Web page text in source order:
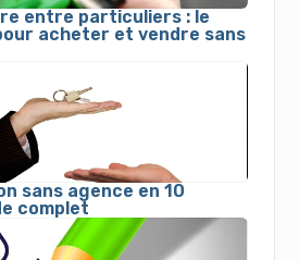
entre particuliers : le
acheter et vendre sans
sans agence en 10
complet